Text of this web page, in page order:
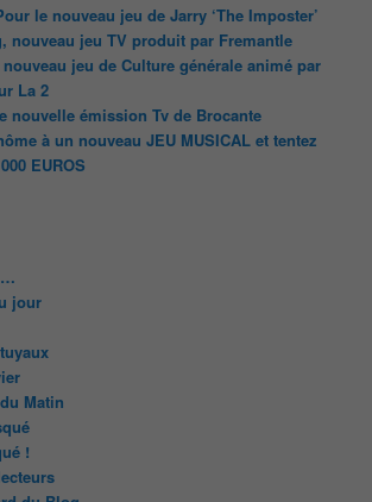
le nouveau jeu de Jarry ‘The Imposter’
nouveau jeu TV produit par Fremantle
jeu de Culture générale animé par
La 2
nouvelle émission Tv de Brocante
à un nouveau JEU MUSICAL et tentez
EUROS
…
jour
Matin
!